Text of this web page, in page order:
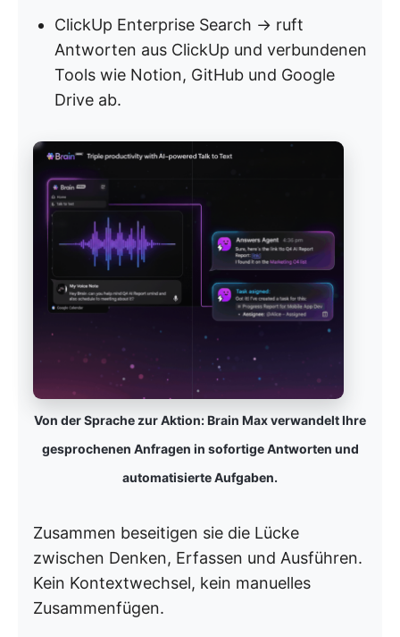
ClickUp Enterprise Search → ruft
Antworten aus ClickUp und verbundenen
Tools wie Notion, GitHub und Google
Drive ab.
Von der Sprache zur Aktion: Brain Max verwandelt Ihre
gesprochenen Anfragen in sofortige Antworten und
automatisierte Aufgaben.
Zusammen beseitigen sie die Lücke
zwischen Denken, Erfassen und Ausführen.
Kein Kontextwechsel, kein manuelles
Zusammenfügen.